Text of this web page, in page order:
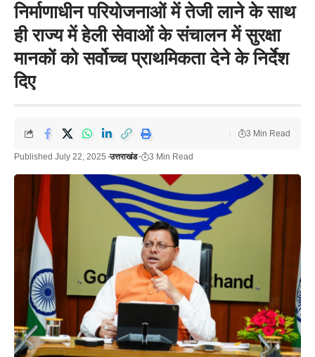
निर्माणाधीन परियोजनाओं में तेजी लाने के साथ
ही राज्य में हेली सेवाओं के संचालन में सुरक्षा
मानकों को सर्वोच्च प्राथमिकता देने के निर्देश
दिए
Published July 22, 2025 उत्तराखंड 3 Min Read
3 Min Read